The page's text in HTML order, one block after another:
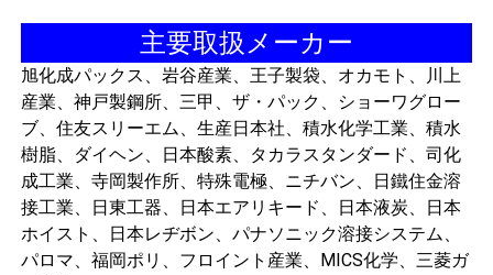
主要取扱メーカー
旭化成パックス、岩谷産業、王子製袋、オカモト、川上
産業、神戸製鋼所、三甲、ザ・パック、ショーワグロー
ブ、住友スリーエム、生産日本社、積水化学工業、積水
樹脂、ダイヘン、日本酸素、タカラスタンダード、司化
成工業、寺岡製作所、特殊電極、ニチバン、日鐵住金溶
接工業、日東工器、日本エアリキード、日本液炭、日本
ホイスト、日本レヂボン、パナソニック溶接システム、
パロマ、福岡ポリ、フロイント産業、MICS化学、三菱ガ